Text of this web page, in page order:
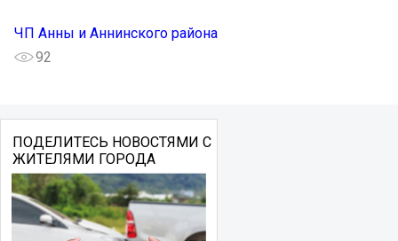
ЧП Анны и Аннинского района
92
ПОДЕЛИТЕСЬ НОВОСТЯМИ С
ЖИТЕЛЯМИ ГОРОДА